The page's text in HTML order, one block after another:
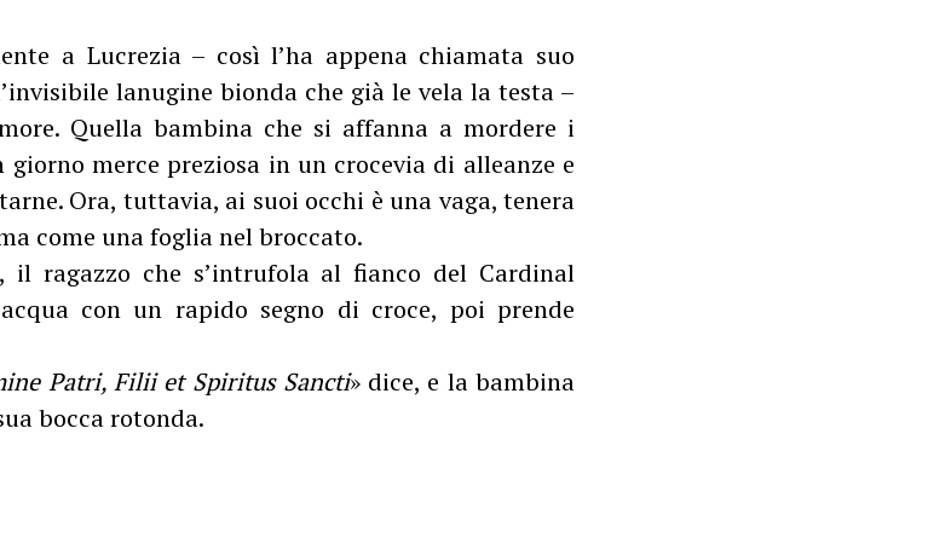
a Lucrezia – così l’ha appena chiamata suo
lanugine bionda che già le vela la testa –
Quella bambina che si affanna a mordere i
merce preziosa in un crocevia di alleanze e
Ora, tuttavia, ai suoi occhi è una vaga, tenera
come una foglia nel broccato.
il ragazzo che s’intrufola al fianco del Cardinal
con un rapido segno di croce, poi prende
Patri, Filii et Spiritus Sancti» dice, e la bambina
bocca rotonda.